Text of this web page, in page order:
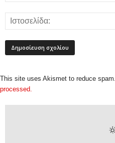
This site uses Akismet to reduce spam.
processed.